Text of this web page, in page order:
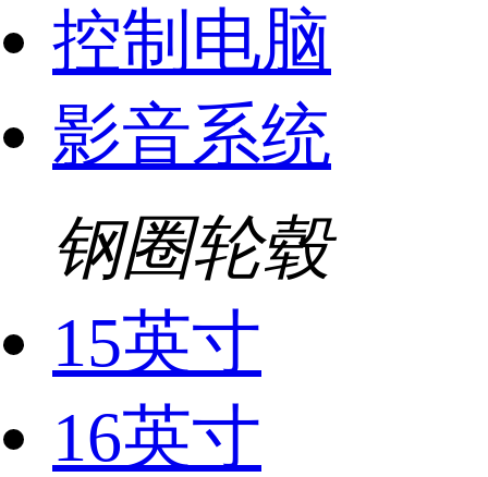
控制电脑
影音系统
钢圈轮毂
15英寸
16英寸